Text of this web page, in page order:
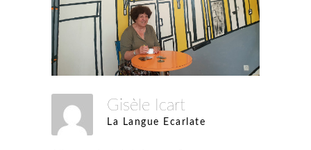
Gisèle Icart
La Langue Ecarlate